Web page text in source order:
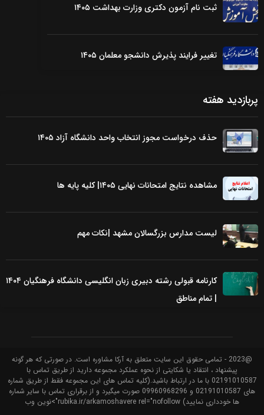
ثبت نام آزمون دکتری وزارت بهداشت ۱۴۰۵
تغییر فرایند پذیرش دانشجو معلمان ۱۴۰۵
پربازدید هفته
حذف درخواست مجوز انتخاب واحد دانشگاه آزاد ۱۴۰۵
مشاهده نتایج امتحانات نهایی ۱۴۰۵| کلیه پایه ها
لیست مدارس بزرگسالان مشهد |نکات مهم
کارنامه قبولی رشته دبیری زبان انگلیسی دانشگاه فرهنگیان ۱۴۰۴
| تمام مناطق
@2023 - تمامی حقوق این سایت متعلق به آرکا مشاوره است. در صورتی که هر گونه
پیشنهاد ، انتقاد یا شکایتی از نحوه عملکرد مجموعه دارید از طریق تماس با
02191010587 با ما در ارتباط باشید.(کلیه تماس های این مجموعه فقط از طریق شماره
های 02191010587 و 09960968296 صورت میگیرد و از برقراری تماس با سایر شماره
ها خودداری نمایید) rubika.ir/arkamoshavere rel="nofollow">نوین وب